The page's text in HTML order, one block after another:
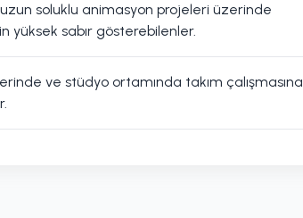
soluklu animasyon projeleri üzerinde
yüksek sabır gösterebilenler.
ve stüdyo ortamında takım çalışmasına